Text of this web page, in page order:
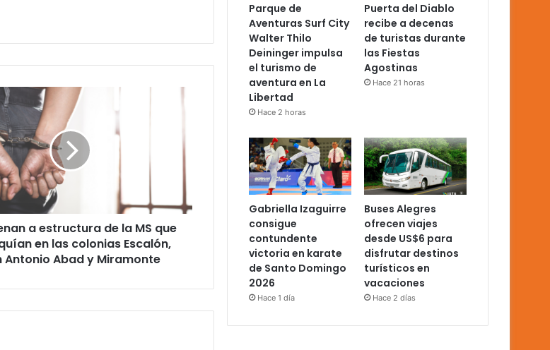
a estructura de la MS que
en las colonias Escalón,
Antonio Abad y Miramonte
Parque de
Aventuras Surf City
Walter Thilo
Deininger impulsa
el turismo de
aventura en La
Libertad
Hace 2 horas
Puerta del Diablo
recibe a decenas
de turistas durante
las Fiestas
Agostinas
Hace 21 horas
Gabriella Izaguirre
consigue
contundente
victoria en karate
de Santo Domingo
2026
Hace 1 día
Buses Alegres
ofrecen viajes
desde US$6 para
disfrutar destinos
turísticos en
vacaciones
Hace 2 días